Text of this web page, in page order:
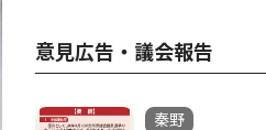
意見広告・議会報告
秦野